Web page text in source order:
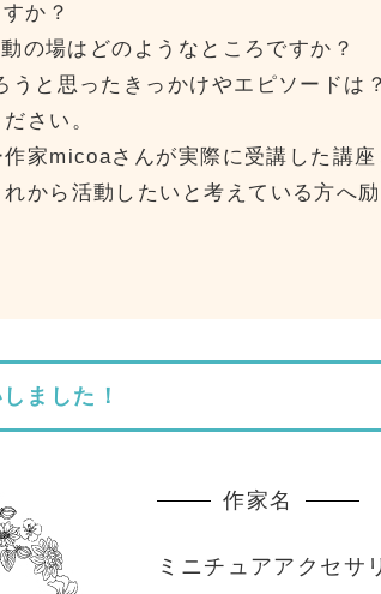
か？
の場はどのようなところですか？
うと思ったきっかけやエピソードは？
さい。
家micoaさんが実際に受講した講座
から活動したいと考えている方へ
ました！
作家名
ミニチュアアクセサ